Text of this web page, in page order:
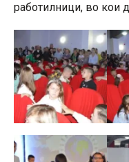
работилници, во кои